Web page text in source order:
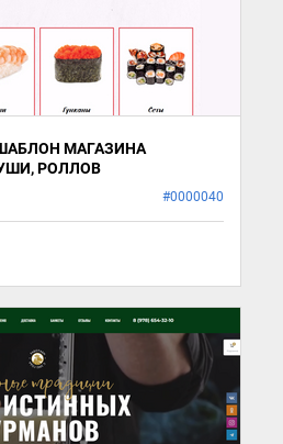
ШАБЛОН МАГАЗИНА
РОЛЛОВ
#0000040